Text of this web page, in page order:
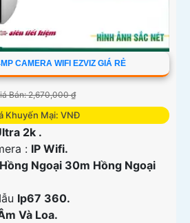
CAMERA WIFI EZVIZ GIÁ RẺ
Bán: 2,670,000 ₫
Khuyến Mại: VNĐ
2k .
: IP Wifi.
Hồng Ngoại 30m Hồng Ngoại
Ip67 360.
Và Loa.